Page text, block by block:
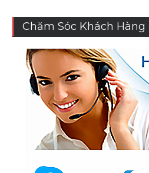
Chăm Sóc Khách Hàng